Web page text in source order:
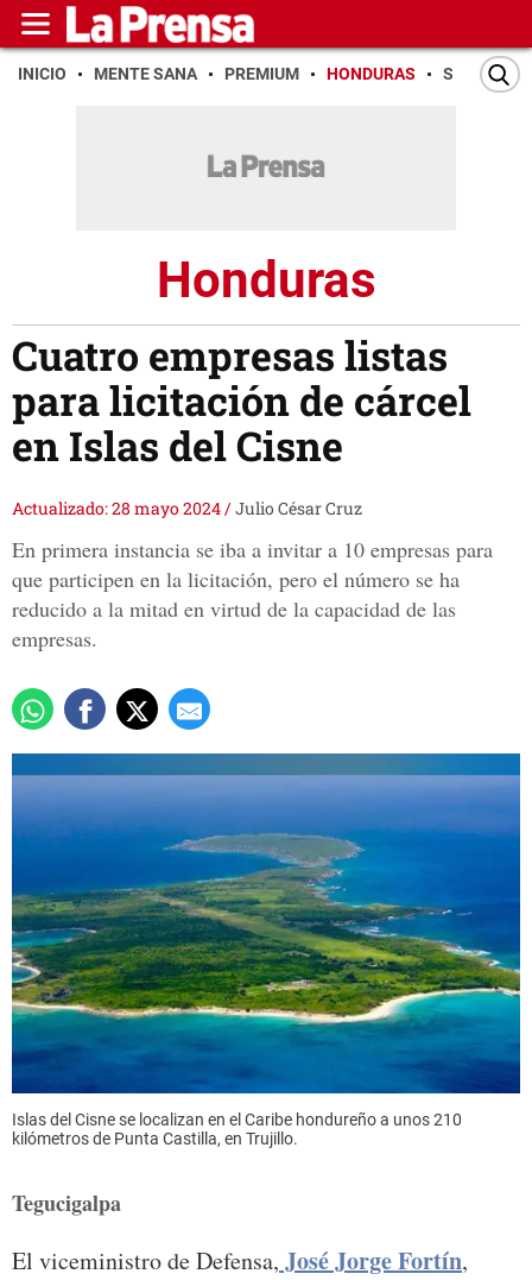
INICIO MENTE SANA PREMIUM HONDURAS SAN PEDRO
Honduras
Cuatro empresas listas
para licitación de cárcel
en Islas del Cisne
Actualizado: 28 mayo 2024/Julio César Cruz
En primera instancia se iba a invitar a 10 empresas para
que participen en la licitación, pero el número se ha
reducido a la mitad en virtud de la capacidad de las
empresas.
Islas del Cisne se localizan en el Caribe hondureño a unos 210
kilómetros de Punta Castilla, en Trujillo.
Tegucigalpa
El viceministro de Defensa, José Jorge Fortín,